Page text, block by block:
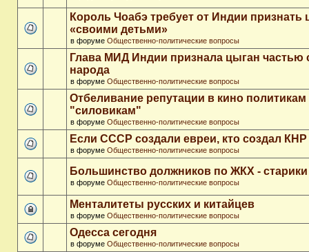
Король Чоабэ требует от Индии признать
«своими детьми»
в форуме Общественно-политические вопросы
Глава МИД Индии признала цыган частью
народа
в форуме Общественно-политические вопросы
Отбеливание репутации в кино политикам
"силовикам"
в форуме Общественно-политические вопросы
Если СССР создали евреи, кто создал
в форуме Общественно-политические вопросы
Большинство должников по ЖКХ - старики
в форуме Общественно-политические вопросы
Менталитеты русских и китайцев
в форуме Общественно-политические вопросы
Одесса сегодня
в форуме Общественно-политические вопросы